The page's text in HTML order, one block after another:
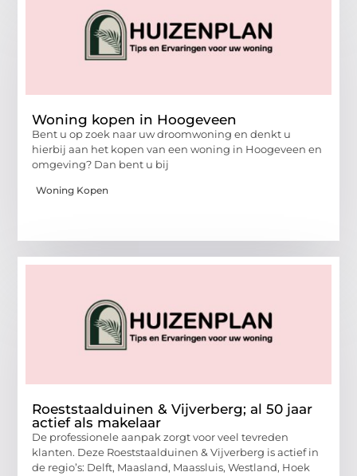
Woning kopen in Hoogeveen
Bent u op zoek naar uw droomwoning en denkt u
hierbij aan het kopen van een woning in Hoogeveen en
omgeving? Dan bent u bij
Woning Kopen
Roeststaalduinen & Vijverberg; al 50 jaar
actief als makelaar
De professionele aanpak zorgt voor veel tevreden
klanten. Deze Roeststaalduinen & Vijverberg is actief in
de regio’s: Delft, Maasland, Maassluis, Westland, Hoek